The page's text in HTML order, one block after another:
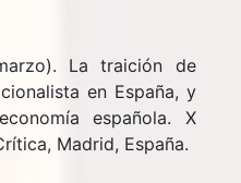
La traición de
en España, y
española. X
Madrid, España.